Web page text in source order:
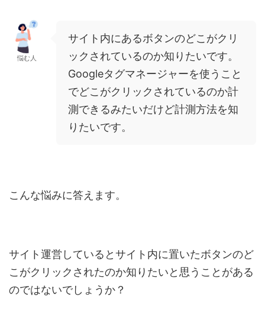
悩む人
サイト内にあるボタンのどこがクリ
ックされているのか知りたいです。
Googleタグマネージャーを使うこと
でどこがクリックされているのか計
測できるみたいだけど計測方法を知
りたいです。
こんな悩みに答えます。
サイト運営しているとサイト内に置いたボタンのど
こがクリックされたのか知りたいと思うことがある
のではないでしょうか？